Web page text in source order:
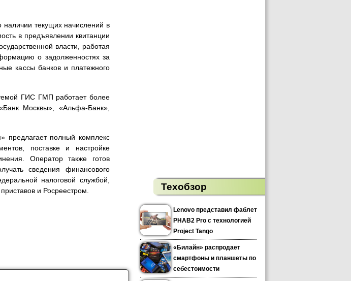
текущих начислений в
в предъявлении квитанции
власти, работая
о задолженностях за
кассы банков и платежного
ГИС ГМП работает более
Москвы», «Альфа-Банк»,
предлагает полный комплекс
поставке и настройке
Оператор также готов
сведения финансового
налоговой службой,
и Росреестром.
Техобзор
Lenovo представил фаблет
PHAB2 Pro с технологией
Project Tango
«Билайн» распродает
смартфоны и планшеты по
себестоимости